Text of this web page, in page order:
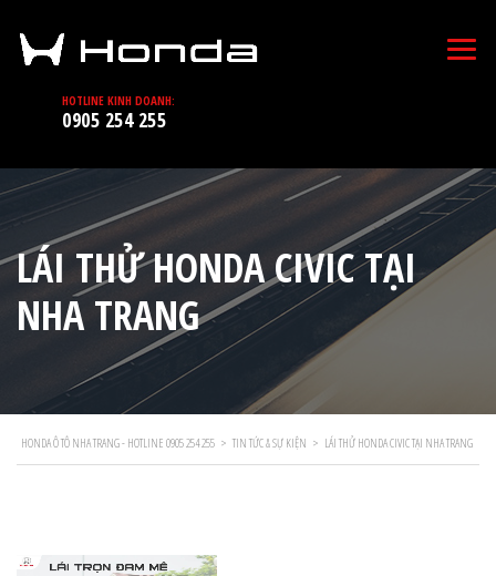
HOTLINE KINH DOANH:
0905 254 255
LÁI THỬ HONDA CIVIC TẠI
NHA TRANG
HONDA Ô TÔ NHA TRANG - HOTLINE 0905 254 255 > TIN TỨC & SỰ KIỆN > LÁI THỬ HONDA CIVIC TẠI NHA TRANG